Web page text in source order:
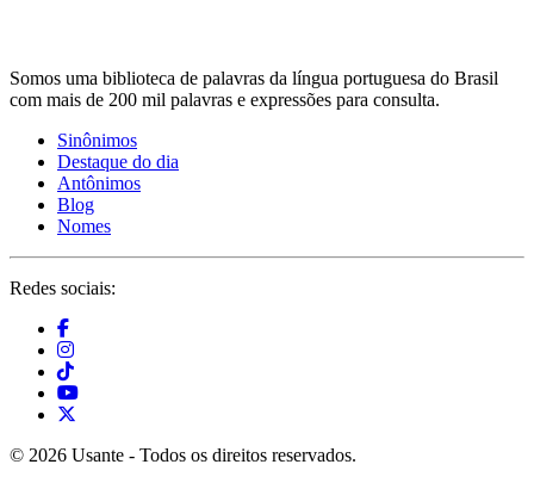
Somos uma biblioteca de palavras da língua portuguesa do Brasil
com mais de 200 mil palavras e expressões para consulta.
Sinônimos
Destaque do dia
Antônimos
Blog
Nomes
Redes sociais:
© 2026 Usante - Todos os direitos reservados.